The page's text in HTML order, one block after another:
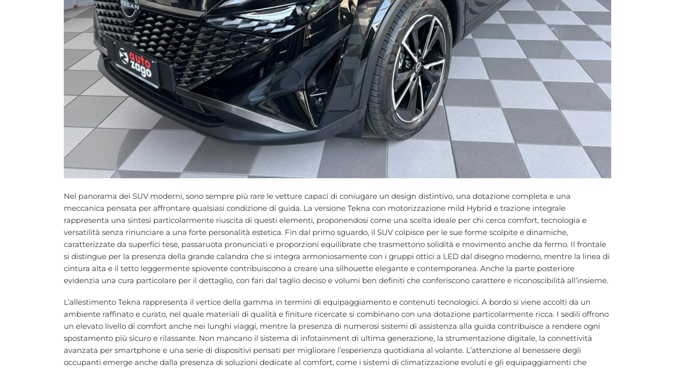
Nel panorama dei SUV moderni, sono sempre più rare le vetture capaci di coniugare un design distintivo, una dotazione completa e una
meccanica pensata per affrontare qualsiasi condizione di guida. La versione Tekna con motorizzazione mild Hybrid e trazione integrale
rappresenta una sintesi particolarmente riuscita di questi elementi, proponendosi come una scelta ideale per chi cerca comfort, tecnologia e
versatilità senza rinunciare a una forte personalità estetica. Fin dal primo sguardo, il SUV colpisce per le sue forme scolpite e dinamiche,
caratterizzate da superfici tese, passaruota pronunciati e proporzioni equilibrate che trasmettono solidità e movimento anche da fermo. Il frontale
si distingue per la presenza della grande calandra che si integra armoniosamente con i gruppi ottici a LED dal disegno moderno, mentre la linea di
cintura alta e il tetto leggermente spiovente contribuiscono a creare una silhouette elegante e contemporanea. Anche la parte posteriore
evidenzia una cura particolare per il dettaglio, con fari dal taglio deciso e volumi ben definiti che conferiscono carattere e riconoscibilità all’insieme.
L’allestimento Tekna rappresenta il vertice della gamma in termini di equipaggiamento e contenuti tecnologici. A bordo si viene accolti da un
ambiente raffinato e curato, nel quale materiali di qualità e finiture ricercate si combinano con una dotazione particolarmente ricca. I sedili offrono
un elevato livello di comfort anche nei lunghi viaggi, mentre la presenza di numerosi sistemi di assistenza alla guida contribuisce a rendere ogni
spostamento più sicuro e rilassante. Non mancano il sistema di infotainment di ultima generazione, la strumentazione digitale, la connettività
avanzata per smartphone e una serie di dispositivi pensati per migliorare l’esperienza quotidiana al volante. L’attenzione al benessere degli
occupanti emerge anche dalla presenza di soluzioni dedicate al comfort, come i sistemi di climatizzazione evoluti e gli equipaggiamenti che